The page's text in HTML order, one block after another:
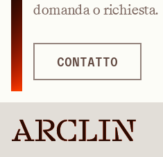
domanda o richiesta.
CONTATTO